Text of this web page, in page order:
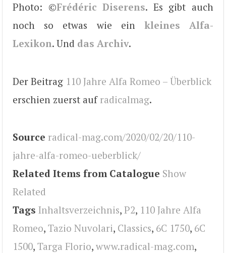
Photo: ©Frédéric Diserens. Es gibt auch
noch so etwas wie ein kleines Alfa-
Lexikon. Und das Archiv.
Der Beitrag 110 Jahre Alfa Romeo – Überblick
erschien zuerst auf radicalmag.
Source radical-mag.com/2020/02/20/110-
jahre-alfa-romeo-ueberblick/
Related Items from Catalogue Show
Related
Tags Inhaltsverzeichnis, P2, 110 Jahre Alfa
Romeo, Tazio Nuvolari, Classics, 6C 1750, 6C
1500, Targa Florio, www.radical-mag.com,